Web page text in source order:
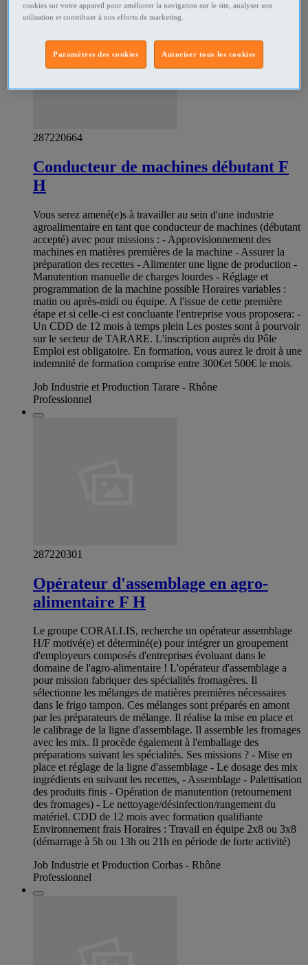
287220664
Conducteur de machines débutant F
H
Vous serez amené(e)s à travailler au sein d'une industrie
agroalimentaire en tant que conducteur de machines (débutant
accepté) avec pour missions : - Approvisionnement des
machines en matières premières de la machine - Assurer la
préparation des recettes - Alimenter une ligne de production -
Manutention manuelle de charges lourdes - Réglage et
programmation de la machine possible Horaires variables :
matin ou après-midi ou équipe. A l'issue de cette première
étape et si celle-ci est concluante l'entreprise vous proposera: -
Un CDD de 12 mois à temps plein Les postes sont à pourvoir
sur le secteur de TARARE. L'inscription auprès du Pôle
Emploi est obligatoire. En formation, vous aurez le droit à une
indemnité de formation comprise entre 300€et 500€ le mois.
Job Industrie et Production Tarare - Rhône
Professionnel
287220301
Opérateur d'assemblage en agro-
alimentaire F H
Le groupe CORALLIS, recherche un opérateur assemblage
H/F motivé(e) et déterminé(e) pour intégrer un groupement
d'employeurs composés d'entreprises évoluant dans le
domaine de l'agro-alimentaire ! L'opérateur d'assemblage a
pour mission fabriquer des spécialités fromagères. Il
sélectionne les mélanges de matières premières nécessaires
dans le frigo tampon. Ces mélanges sont préparés en amont
par les préparateurs de mélange. Il réalise la mise en place et
le calibrage de la ligne d'assemblage. Il assemble les fromages
avec les mix. Il procède également à l'emballage des
préparations suivant les spécialités. Ses missions ? - Mise en
place et réglage de la ligne d'assemblage - Le dosage des mix
ingrédients en suivant les recettes, - Assemblage - Palettisation
des produits finis - Opération de manutention (retournement
des fromages) - Le nettoyage/désinfection/rangement du
matériel. CDD de 12 mois avec formation qualifiante
Environnement frais Horaires : Travail en équipe 2x8 ou 3x8
(démarrage à 5h ou 13h ou 21h en période de forte activité)
Job Industrie et Production Corbas - Rhône
Professionnel
cookies sur votre appareil pour améliorer la navigation sur le site, analyser son
utilisation et contribuer à nos efforts de marketing.
Autoriser tous les cookies
Paramètres des cookies